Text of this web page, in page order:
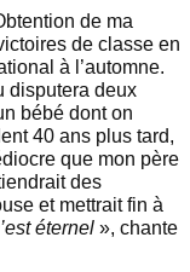
de ma
de classe en
à l’automne.
disputera deux
bébé dont on
40 ans plus tard,
que mon père
des
et mettrait fin à
éternel », chante